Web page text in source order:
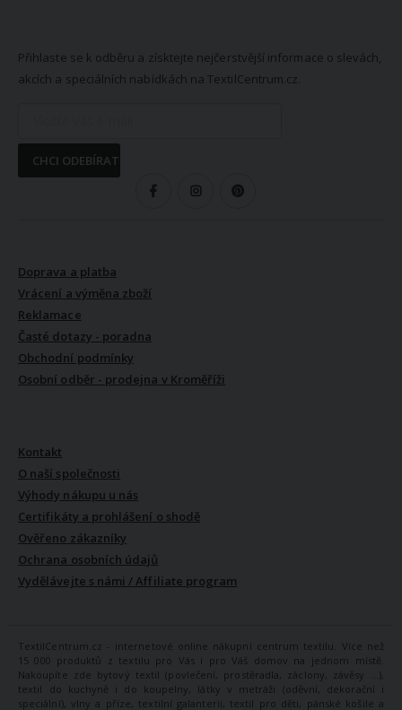
Přihlaste se k odběru a získtejte nejčerstvější informace o slevách,
akcích a speciálních nabídkách na TextilCentrum.cz.
CHCI ODEBÍRAT
Doprava a platba
Vrácení a výměna zboží
Reklamace
Časté dotazy - poradna
Obchodní podmínky
Osobní odběr - prodejna v Kroměříži
Kontakt
O naší společnosti
Výhody nákupu u nás
Certifikáty a prohlášení o shodě
Ověřeno zákazníky
Ochrana osobních údajů
Vydělávejte s námi / Affiliate program
TextilCentrum.cz - internetové online nákupní centrum textilu. Více než
15 000 produktů z textilu pro Vás i pro Váš domov na jednom místě.
Nakoupíte zde bytový textil (povlečení, prostěradla, záclony, závěsy ...),
textil do kuchyně i do koupelny, látky v metráži (oděvní, dekorační i
speciální), vlny a příze, textilní galanterii, textil pro děti, pánské košile a